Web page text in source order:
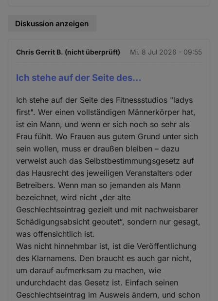
Diskussion anzeigen
Chris Gerrit B. (nicht überprüft) Mi. 8 Jul 2026 - 09:55
Ich stehe auf der Seite des…
Ich stehe auf der Seite des Fitnessstudios "ladys
first". Wer einen vollständigen Männerkörper hat,
ist ein Mann, und wenn er sich noch so sehr als
Frau fühlt. Wo Frauen aus gutem Grund unter sich
sein wollen, muss er draußen bleiben – dazu
verweist auch das Selbstbestimmungsgesetz auf
das Hausrecht des jeweiligen Veranstalters oder
Betreibers. Wenn man so jemanden als Mann
bezeichnet, wird nicht „der alte
Geschlechtseintrag gezielt und mit nachweisbarer
Schädigungsabsicht geoutet“, sondern nur gesagt,
was offensichtlich ist.
Was nicht hinnehmbar ist, ist die Veröffentlichung
des Klarnamens. Den braucht es auch gar nicht,
um darauf aufmerksam zu machen, wie
undurchdacht das Gesetz ist. Einfach seinen
Geschlechtseintrag im Ausweis ändern, und schon